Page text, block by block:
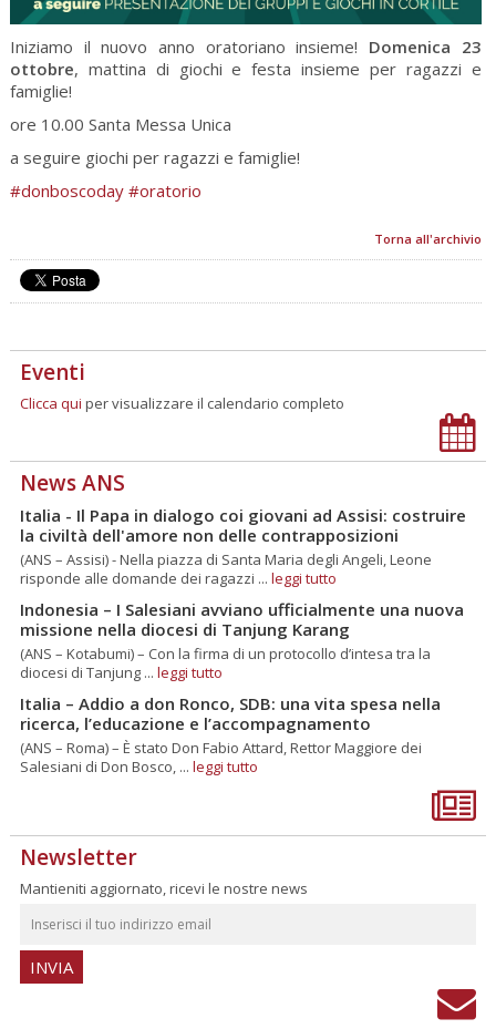
Iniziamo il nuovo anno oratoriano insieme! Domenica 23
ottobre, mattina di giochi e festa insieme per ragazzi e
famiglie!
ore 10.00 Santa Messa Unica
a seguire giochi per ragazzi e famiglie!
#donboscoday #oratorio
Torna all'archivio
Eventi
Clicca qui per visualizzare il calendario completo
News ANS
Italia - Il Papa in dialogo coi giovani ad Assisi: costruire
la civiltà dell'amore non delle contrapposizioni
(ANS – Assisi) - Nella piazza di Santa Maria degli Angeli, Leone
risponde alle domande dei ragazzi ... leggi tutto
Indonesia – I Salesiani avviano ufficialmente una nuova
missione nella diocesi di Tanjung Karang
(ANS – Kotabumi) – Con la firma di un protocollo d’intesa tra la
diocesi di Tanjung ... leggi tutto
Italia – Addio a don Ronco, SDB: una vita spesa nella
ricerca, l’educazione e l’accompagnamento
(ANS – Roma) – È stato Don Fabio Attard, Rettor Maggiore dei
Salesiani di Don Bosco, ... leggi tutto
Newsletter
Mantieniti aggiornato, ricevi le nostre news